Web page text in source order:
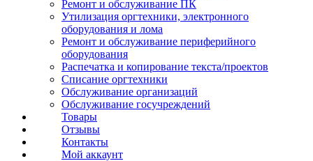
Ремонт и обслуживание ПК
Утилизация оргтехники, электронного
оборудования и лома
Ремонт и обслуживание периферийного
оборудования
Распечатка и копирование текста/проектов
Списание оргтехники
Обслуживание организаций
Обслуживание госучреждений
Товары
Отзывы
Контакты
Мой аккаунт